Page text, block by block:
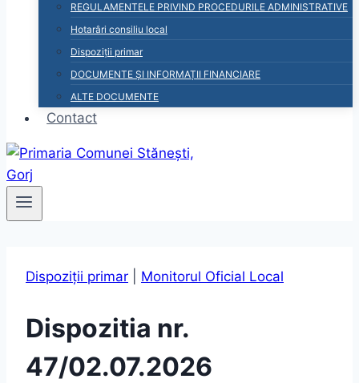
REGULAMENTELE PRIVIND PROCEDURILE ADMINISTRATIVE
Hotarâri consiliu local
Dispoziții primar
DOCUMENTE ȘI INFORMAȚII FINANCIARE
ALTE DOCUMENTE
Contact
Dispoziții primar Monitorul Oficial Local
Dispozitia nr.
47/02.07.2026